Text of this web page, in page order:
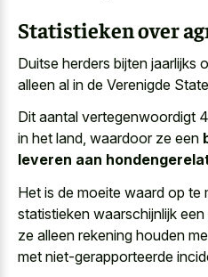
Statistieken over
Duitse herders bijten
alleen al in de Verenigde
Dit aantal vertegenwoordigt
in het land, waardoor ze een
leveren aan
Het is de moeite waard op te
statistieken waarschijnlijk
ze alleen rekening houden
met niet-gerapporteerde